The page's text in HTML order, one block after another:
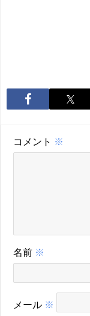
コメント ※
名前 ※
メール ※